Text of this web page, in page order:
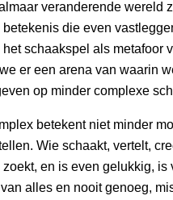
veranderende wereld
die even
schaakspel als metafoor
er een arena van waarin
op minder complexe
betekent niet minder
Wie schaakt, vertelt,
en is even gelukkig, is
alles en nooit genoeg,